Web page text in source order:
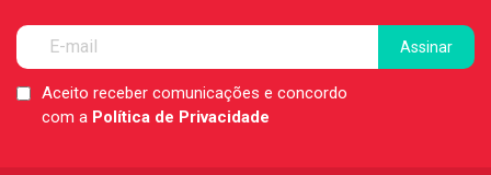
LGPDAceito receber comunicações e concordo
com a Política de Privacidade